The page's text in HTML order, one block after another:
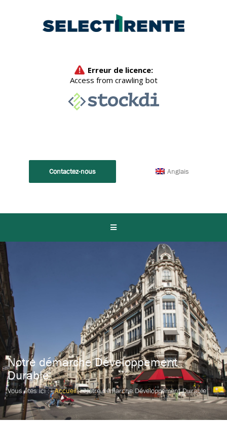
Contactez-nous Anglais
Notre démarche Développement
Durable
Vous êtes ici : Accueil Notre démarche Développement Durable